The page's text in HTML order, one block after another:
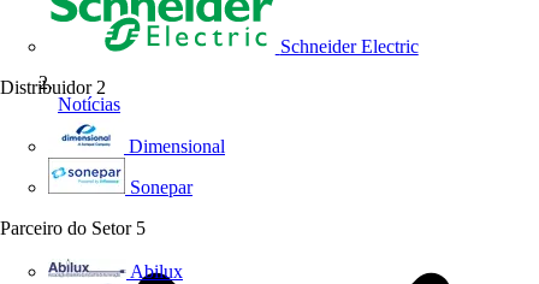
Schneider Electric
Distribuidor 2
Dimensional
Sonepar
Parceiro do Setor 5
Abilux
Notícias